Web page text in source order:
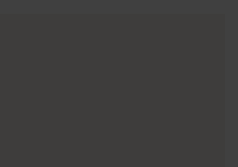
看这些来自西澳大利亚州各地的冒险